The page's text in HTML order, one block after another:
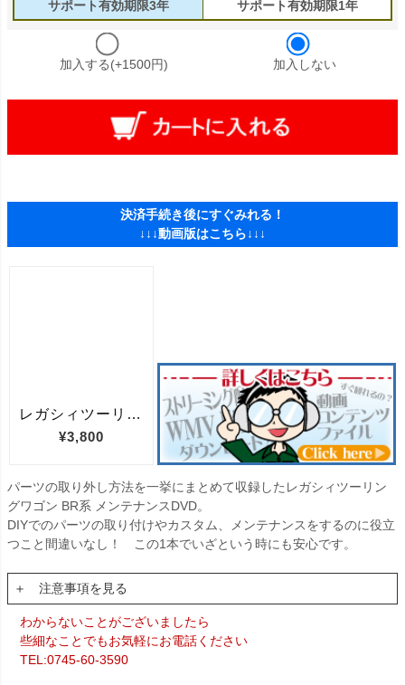
サポート有効期限3年 サポート有効期限1年
加入する(+1500円) 加入しない
決済手続き後にすぐみれる！
↓↓↓動画版はこちら↓↓↓
パーツの取り外し方法を一挙にまとめて収録したレガシィツーリン
グワゴン BR系 メンテナンスDVD。
DIYでのパーツの取り付けやカスタム、メンテナンスをするのに役立
つこと間違いなし！ この1本でいざという時にも安心です。
＋ 注意事項を見る
わからないことがございましたら
些細なことでもお気軽にお電話ください
TEL:0745-60-3590